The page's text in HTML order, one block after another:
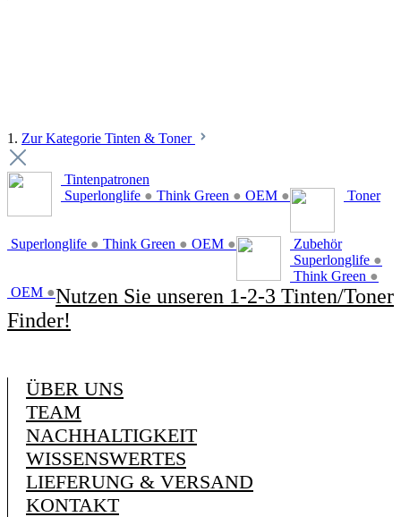
1. Zur Kategorie Tinten & Toner
Tintenpatronen
Superlonglife ● Think Green ● OEM ● Toner
Superlonglife ● Think Green ● OEM ●
Zubehör
Superlonglife ●
Think Green ●
OEM ●Nutzen Sie unseren 1-2-3 Tinten/Toner
Finder!
ÜBER UNS
TEAM
NACHHALTIGKEIT
WISSENSWERTES
LIEFERUNG & VERSAND
KONTAKT